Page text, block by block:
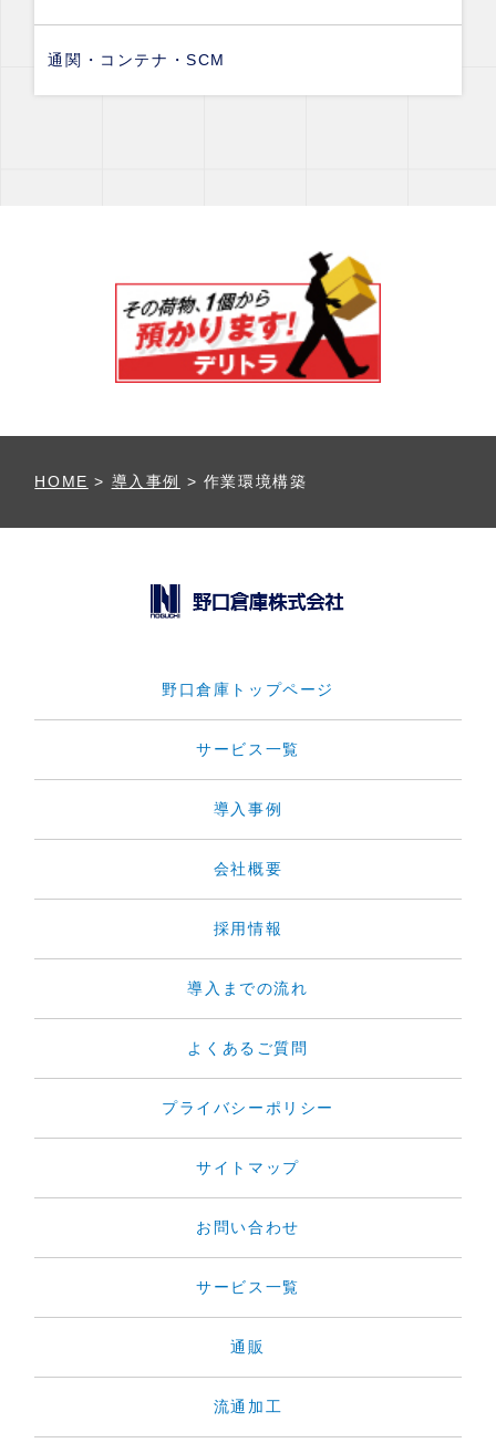
通関・コンテナ・SCM
HOME > 導入事例 > 作業環境構築
野口倉庫トップページ
サービス一覧
導入事例
会社概要
採用情報
導入までの流れ
よくあるご質問
プライバシーポリシー
サイトマップ
お問い合わせ
サービス一覧
通販
流通加工